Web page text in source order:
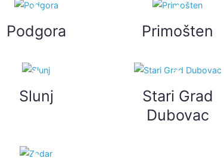
Podgora Primošten
Slunj
Stari Grad
Dubovac